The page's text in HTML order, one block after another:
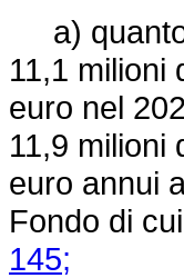
a) quanto
11,1 milioni
euro nel
11,9 milioni
euro annui
Fondo di
145;